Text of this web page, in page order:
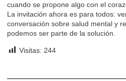
cuando se propone algo con el
La invitación ahora es para todos:
conversación sobre salud mental y
podemos ser parte de la solución.
Visitas: 244